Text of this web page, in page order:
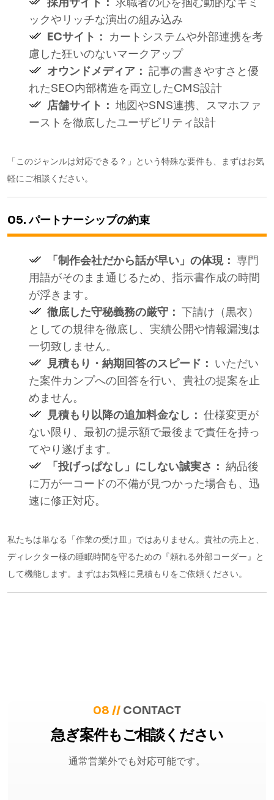
ックやリッチな演出の組み込み
ECサイト： カートシステムや外部連携を考
慮した狂いのないマークアップ
オウンドメディア： 記事の書きやすさと優
れたSEO内部構造を両立したCMS設計
店舗サイト： 地図やSNS連携、スマホファ
ーストを徹底したユーザビリティ設計
「このジャンルは対応できる？」という特殊な要件も、まずはお気
軽にご相談ください。
05. パートナーシップの約束
「制作会社だから話が早い」の体現： 専門
用語がそのまま通じるため、指示書作成の時間
が浮きます。
徹底した守秘義務の厳守： 下請け（黒衣）
としての規律を徹底し、実績公開や情報漏洩は
一切致しません。
見積もり・納期回答のスピード： いただい
た案件カンプへの回答を行い、貴社の提案を止
めません。
見積もり以降の追加料金なし： 仕様変更が
ない限り、最初の提示額で最後まで責任を持っ
てやり遂げます。
「投げっぱなし」にしない誠実さ： 納品後
に万が一コードの不備が見つかった場合も、迅
速に修正対応。
私たちは単なる「作業の受け皿」ではありません。貴社の売上と、
ディレクター様の睡眠時間を守るための『頼れる外部コーダー』と
して機能します。まずはお気軽に見積もりをご依頼ください。
08 // CONTACT
急ぎ案件もご相談ください
通常営業外でも対応可能です。